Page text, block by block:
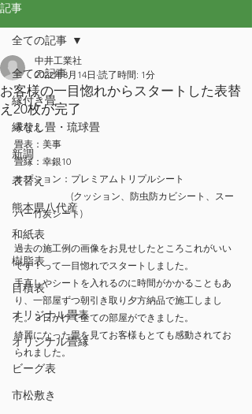
記事
全ての記事
縁付き畳
縁なし畳・琉球畳
新調
表替え
熊本県八代産
和紙表
樹脂表
目積表
オリジナル畳表
オリジナル畳縁
ビーグ表
市松敷き
全ての記事
お客様の一目惚れからスタートした表替
え20枚が完了
中井工業社
2022年3月14日 読了時間: 1分
表替え
畳表：美事
畳縁：幸銀10
オプション：プレミアムトリプルシート
(クッション、防虫防カビシート、スー
パー竹炭シート)
過去の施工例の画像をお見せしたところこれがいい
です！って一目惚れでスタートしました。
手直しやシートを入れるのに時間がかかることもあ
り、一部屋ずつ朝引き取り夕方納品で施工しまし
た。３日かけて全ての部屋ができました。
綺麗になった畳を見てお客様もとても感動されてお
られました。